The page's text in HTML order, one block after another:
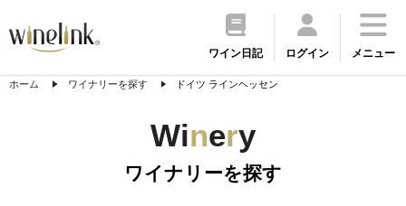
ワイン日記 ログイン メニュー
ホーム ワイナリーを探す ドイツ ラインヘッセン
Winery
ワイナリーを探す